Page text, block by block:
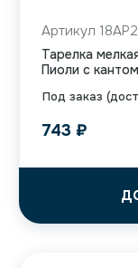
Под заказ
Артикул
Тарелка
Пиоли с кантом
743 ₽